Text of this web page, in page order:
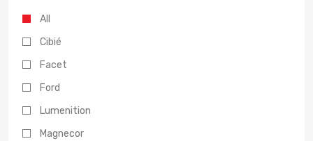
All
Cibié
Facet
Ford
Lumenition
Magnecor